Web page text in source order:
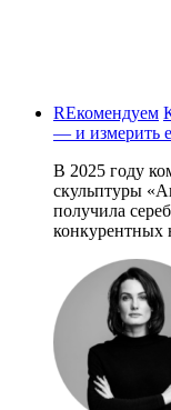
REкомендуем
— и измерить
В 2025 году
скульптуры
получила